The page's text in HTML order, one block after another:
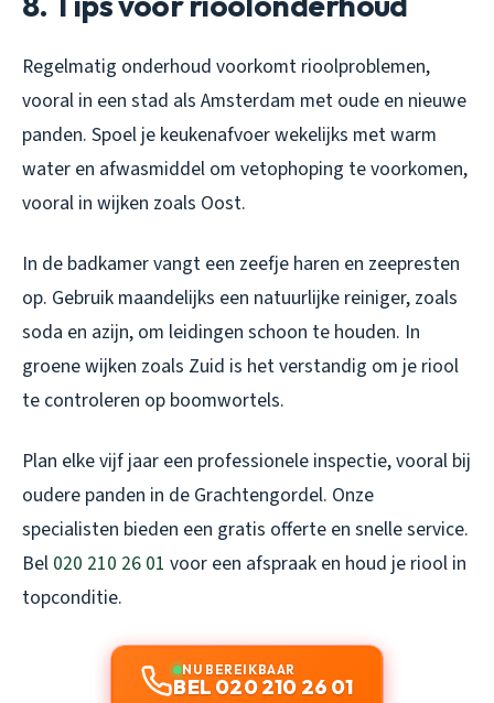
Regelmatig onderhoud voorkomt rioolproblemen,
vooral in een stad als Amsterdam met oude en nieuwe
panden. Spoel je keukenafvoer wekelijks met warm
water en afwasmiddel om vetophoping te voorkomen,
vooral in wijken zoals Oost.
In de badkamer vangt een zeefje haren en zeepresten
op. Gebruik maandelijks een natuurlijke reiniger, zoals
soda en azijn, om leidingen schoon te houden. In
groene wijken zoals Zuid is het verstandig om je riool
te controleren op boomwortels.
Plan elke vijf jaar een professionele inspectie, vooral bij
oudere panden in de Grachtengordel. Onze
specialisten bieden een gratis offerte en snelle service.
Bel 020 210 26 01 voor een afspraak en houd je riool in
topconditie.
NU BEREIKBAAR
BEL 020 210 26 01